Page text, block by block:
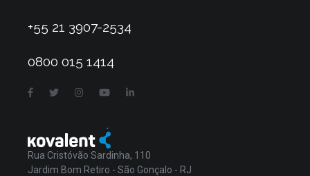
+55 21 3907-2534
0800 015 1414
Rua Cristóvão Sardinha, 110
Jardim Bom Retiro - São Gonçalo - RJ